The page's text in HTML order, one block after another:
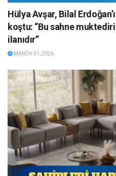
Hülya Avşar, Bilal
koştu: “Bu sahne
ilanıdır”
MARCH 31, 2026